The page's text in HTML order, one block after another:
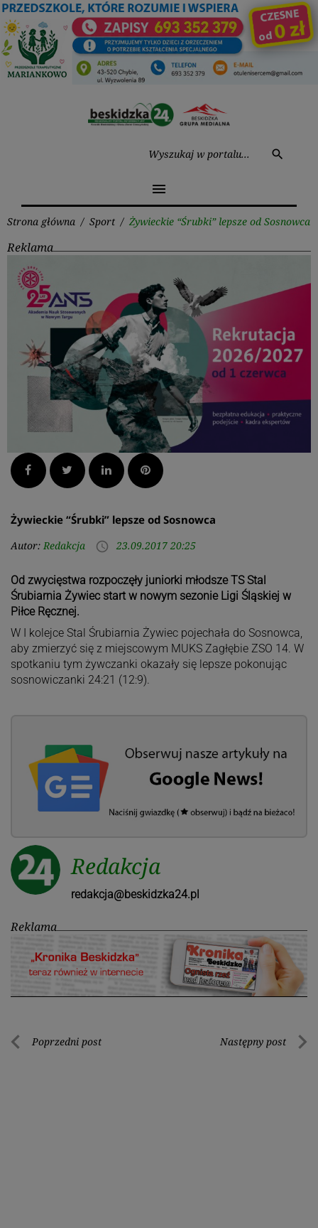
Przejdź
do
treści
search
menu
Strona główna / Sport / Żywieckie “Śrubki” lepsze od Sosnowca
Reklama
Facebook Twitter LinkedInPinterest
Żywieckie “Śrubki” lepsze od Sosnowca
Autor: Redakcja access_time 23.09.2017 20:25
Od zwycięstwa rozpoczęły juniorki młodsze TS Stal
Śrubiarnia Żywiec start w nowym sezonie Ligi Śląskiej w
Piłce Ręcznej.
W I kolejce Stal Śrubiarnia Żywiec pojechała do Sosnowca,
aby zmierzyć się z miejscowym MUKS Zagłębie ZSO 14. W
spotkaniu tym żywczanki okazały się lepsze pokonując
sosnowiczanki 24:21 (12:9).
Redakcja
redakcja@beskidzka24.pl
Reklama
Nawigacja
Poprzedni post Następny post